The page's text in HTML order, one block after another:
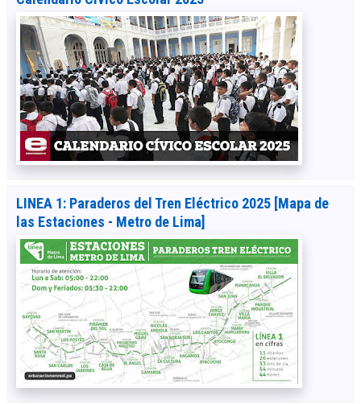
LINEA 1: Paraderos del Tren Eléctrico 2025 [Mapa de
las Estaciones - Metro de Lima]